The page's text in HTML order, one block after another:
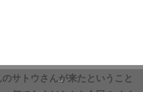
サトウさんが来たということ
--